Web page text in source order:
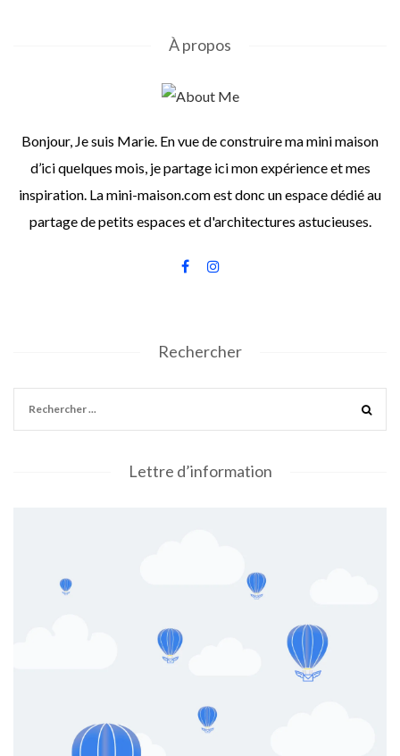
À propos
Bonjour, Je suis Marie. En vue de construire ma mini maison
d’ici quelques mois, je partage ici mon expérience et mes
inspiration. La mini-maison.com est donc un espace dédié au
partage de petits espaces et d'architectures astucieuses.
Rechercher
Lettre d’information